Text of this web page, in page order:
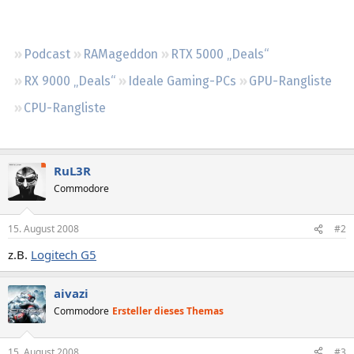
Podcast RAMageddon
RTX 5000 „Deals“
RX 9000 „Deals“
Ideale Gaming-PCs
GPU-Rangliste
CPU-Rangliste
RuL3R
Commodore
15. August 2008 #2
z.B. Logitech G5
aivazi
Commodore Ersteller dieses Themas